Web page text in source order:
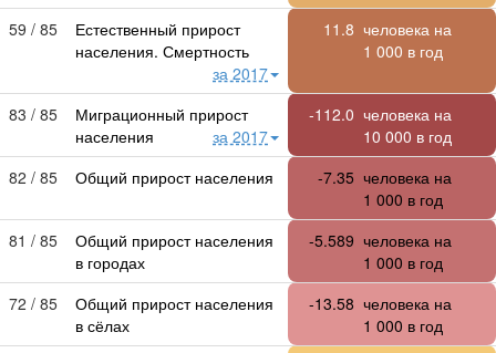
59 / 85
Естественный прирост
населения. Смертность
за 2017
11.8 человека на
1 000 в год
83 / 85
Миграционный прирост
населения
за 2017
-112.0 человека на
10 000 в год
82 / 85
Общий прирост населения -7.35 человека на
1 000 в год
81 / 85
Общий прирост населения
в городах
-5.589 человека на
1 000 в год
72 / 85
Общий прирост населения
в сёлах
-13.58 человека на
1 000 в год